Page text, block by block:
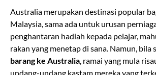
Australia merupakan destinasi popular
Malaysia, sama ada untuk urusan
penghantaran hadiah kepada pelajar,
rakan yang menetap di sana. Namun, bila
barang ke Australia, ramai yang mula
undang-undang kastam mereka yang